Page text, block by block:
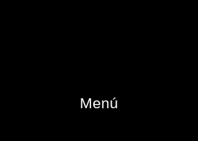
Menú